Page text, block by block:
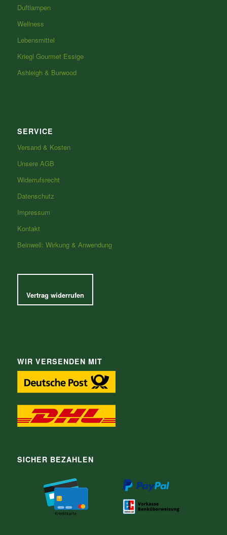
Duftlampen
Wellness
Lebensmittel
Kriegl Gourmet Essige
Ashleigh & Burwood
SERVICE
Versand & Kosten
Unsere AGB
Widerrufsrecht
Datenschutz
Impressum
Kontakt
Beinwell: Wirkung & Anwendung
Vertrag widerrufen
WIR VERSENDEN MIT
SICHER BEZAHLEN